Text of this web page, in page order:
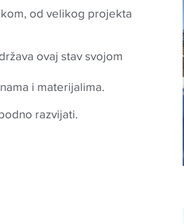
od velikog projekta
ovaj stav svojom
i materijalima.
razvijati.